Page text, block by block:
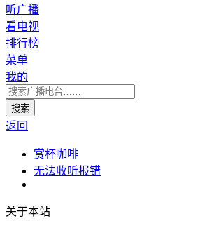
听广播
看电视
排行榜
菜单
我的
返回
赏杯咖啡
无法收听报错
关于本站